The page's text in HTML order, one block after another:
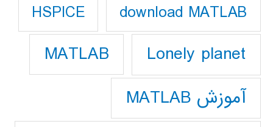
download MATLAB
HSPICE
Lonely planet
MATLAB
آموزش MATLAB